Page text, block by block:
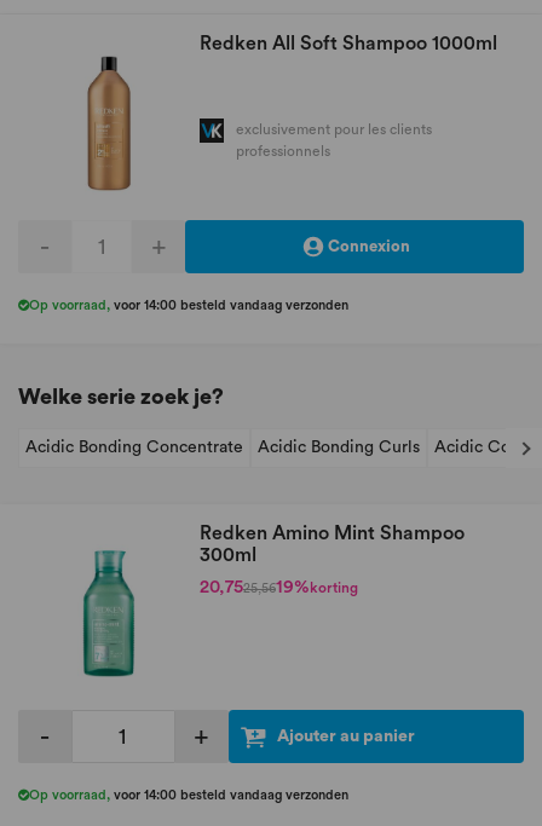
Redken All Soft Shampoo 1000ml
exclusivement pour les clients
professionnels
- + Connexion
Op voorraad , voor 14:00 besteld vandaag verzonden
Welke serie zoek je?
Acidic Bonding Concentrate Acidic Bonding Curls Acidic Color
Redken Amino Mint Shampoo
300ml
20,7525,5619% korting
- + Ajouter au panier
Op voorraad , voor 14:00 besteld vandaag verzonden